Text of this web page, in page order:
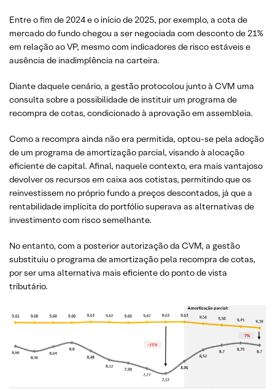
Entre o fim de 2024 e o início de 2025, por exemplo, a cota de
mercado do fundo chegou a ser negociada com desconto de 21%
em relação ao VP, mesmo com indicadores de risco estáveis e
ausência de inadimplência na carteira.
Diante daquele cenário, a gestão protocolou junto à CVM uma
consulta sobre a possibilidade de instituir um programa de
recompra de cotas, condicionado à aprovação em assembleia.
Como a recompra ainda não era permitida, optou-se pela adoção
de um programa de amortização parcial, visando à alocação
eficiente de capital. Afinal, naquele contexto, era mais vantajoso
devolver os recursos em caixa aos cotistas, permitindo que os
reinvestissem no próprio fundo a preços descontados, já que a
rentabilidade implícita do portfólio superava as alternativas de
investimento com risco semelhante.
No entanto, com a posterior autorização da CVM, a gestão
substituiu o programa de amortização pela recompra de cotas,
por ser uma alternativa mais eficiente do ponto de vista
tributário.